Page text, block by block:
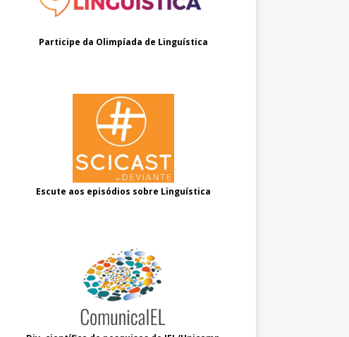
Participe da Olimpíada de Linguística
Escute aos episódios sobre Linguística